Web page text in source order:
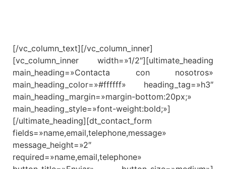
[/vc_column_text][/vc_column_inner]
[vc_column_inner width=»1/2″][ultimate_heading
main_heading=»Contacta con nosotros»
main_heading_color=»#ffffff» heading_tag=»h3″
main_heading_margin=»margin-bottom:20px;»
main_heading_style=»font-weight:bold;»]
[/ultimate_heading][dt_contact_form
fields=»name,email,telephone,message»
message_height=»2″
required=»name,email,telephone»